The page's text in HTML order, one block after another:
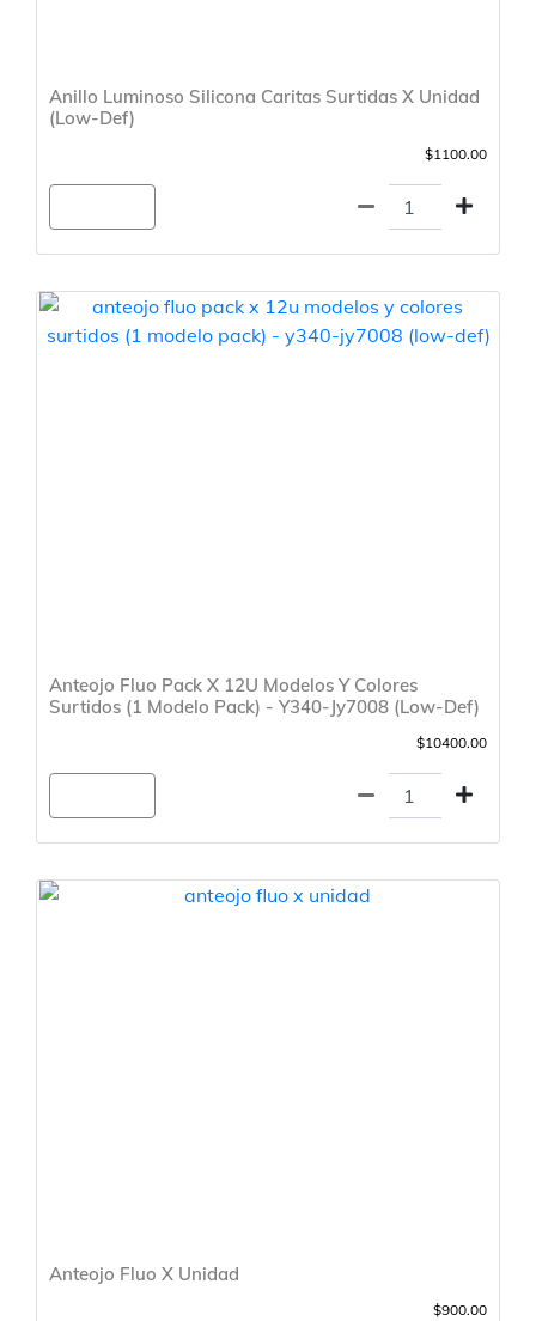
Anillo Luminoso Silicona Caritas Surtidas X Unidad
(Low-Def)
$1100.00
Anteojo Fluo Pack X 12U Modelos Y Colores
Surtidos (1 Modelo Pack) - Y340-Jy7008 (Low-Def)
$10400.00
Anteojo Fluo X Unidad
$900.00